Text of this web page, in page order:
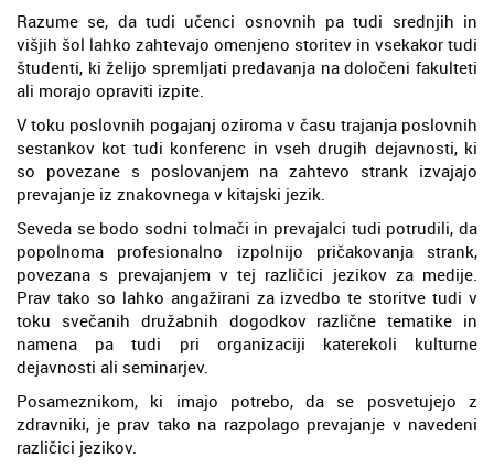
Razume se, da tudi učenci osnovnih pa tudi srednjih in
višjih šol lahko zahtevajo omenjeno storitev in vsekakor tudi
študenti, ki želijo spremljati predavanja na določeni fakulteti
ali morajo opraviti izpite.
V toku poslovnih pogajanj oziroma v času trajanja poslovnih
sestankov kot tudi konferenc in vseh drugih dejavnosti, ki
so povezane s poslovanjem na zahtevo strank izvajajo
prevajanje iz znakovnega v kitajski jezik.
Seveda se bodo sodni tolmači in prevajalci tudi potrudili, da
popolnoma profesionalno izpolnijo pričakovanja strank,
povezana s prevajanjem v tej različici jezikov za medije.
Prav tako so lahko angažirani za izvedbo te storitve tudi v
toku svečanih družabnih dogodkov različne tematike in
namena pa tudi pri organizaciji katerekoli kulturne
dejavnosti ali seminarjev.
Posameznikom, ki imajo potrebo, da se posvetujejo z
zdravniki, je prav tako na razpolago prevajanje v navedeni
različici jezikov.